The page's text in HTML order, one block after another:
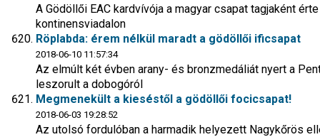
A Gödöllői EAC kardvívója a magyar csapat tagjaként
kontinensviadalon
Röplabda: érem nélkül maradt a gödöllői ificsapat
2018-06-10 11:57:34
Az elmúlt két évben arany- és bronzmedáliát nyert a
leszorult a dobogóról
Megmenekült a kieséstől a gödöllői focicsapat!
2018-06-03 19:28:52
Az utolsó fordulóban a harmadik helyezett Nagykőrös